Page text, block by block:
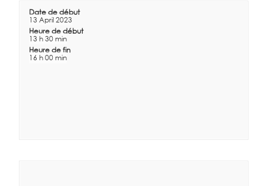
Date de début
13 April 2023
Heure de début
13 h 30 min
Heure de fin
16 h 00 min